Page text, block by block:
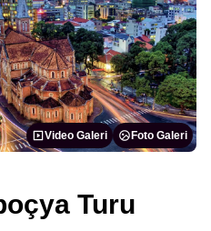
Video Galeri Foto Galeri
Turu